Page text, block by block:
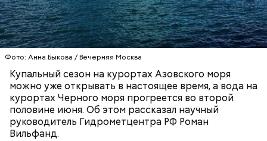
Фото: Анна Быкова / Вечерняя Москва
Купальный сезон на курортах Азовского моря
можно уже открывать в настоящее время, а вода на
курортах Черного моря прогреется во второй
половине июня. Об этом рассказал научный
руководитель Гидрометцентра РФ Роман
Вильфанд.
ЧЕРНОЕ МОРЕ
ПОГОДА
КУПАЛЬНЫЙ СЕЗОН